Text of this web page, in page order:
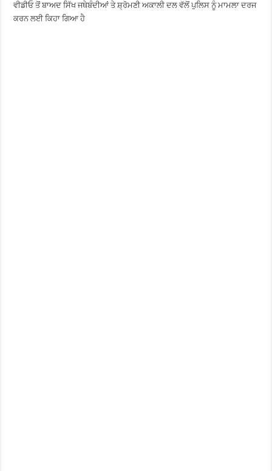
ਵੀਡੀਓ ਤੋਂ ਬਾਅਦ ਸਿੱਖ ਜਥੇਬੰਦੀਆਂ ਤੇ ਸ਼੍ਰੋਮਣੀ ਅਕਾਲੀ ਦਲ ਵੱਲੋਂ ਪੁਲਿਸ ਨੂੰ ਮਾਮਲਾ ਦਰਜ
ਕਰਨ ਲਈ ਕਿਹਾ ਗਿਆ ਹੈ